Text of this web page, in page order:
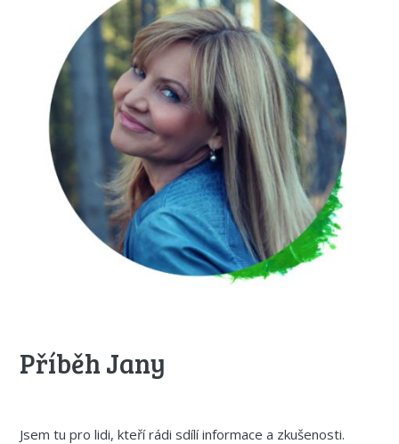
Příběh Jany
Jsem tu pro lidi, kteří rádi sdílí informace a zkušenosti.